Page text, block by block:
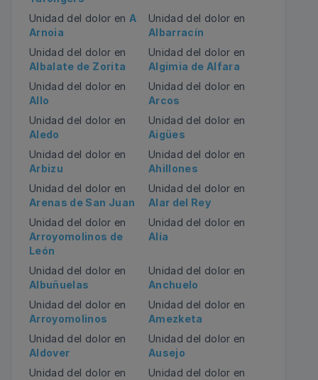
Unidad del dolor en A
Arnoia
Unidad del dolor en
Albarracín
Unidad del dolor en
Albalate de Zorita
Unidad del dolor en
Algimia de Alfara
Unidad del dolor en
Allo
Unidad del dolor en
Arcos
Unidad del dolor en
Aledo
Unidad del dolor en
Aigües
Unidad del dolor en
Arbizu
Unidad del dolor en
Ahillones
Unidad del dolor en
Arenas de San Juan
Unidad del dolor en
Alar del Rey
Unidad del dolor en
Arroyomolinos de
León
Unidad del dolor en
Alía
Unidad del dolor en
Albuñuelas
Unidad del dolor en
Anchuelo
Unidad del dolor en
Arroyomolinos
Unidad del dolor en
Amezketa
Unidad del dolor en
Aldover
Unidad del dolor en
Ausejo
Unidad del dolor en
Unidad del dolor en